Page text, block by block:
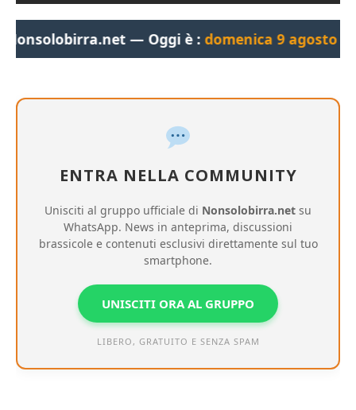
— Oggi è :domenica 9 agosto 2026,
ENTRA NELLA COMMUNITY
Unisciti al gruppo ufficiale di Nonsolobirra.net su
WhatsApp. News in anteprima, discussioni
brassicole e contenuti esclusivi direttamente sul tuo
smartphone.
UNISCITI ORA AL GRUPPO
LIBERO, GRATUITO E SENZA SPAM